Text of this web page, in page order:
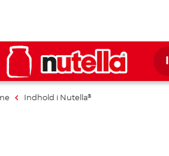
Indhold i Nutella®